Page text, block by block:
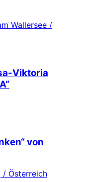
Wallersee /
Viktoria
von
/ Österreich